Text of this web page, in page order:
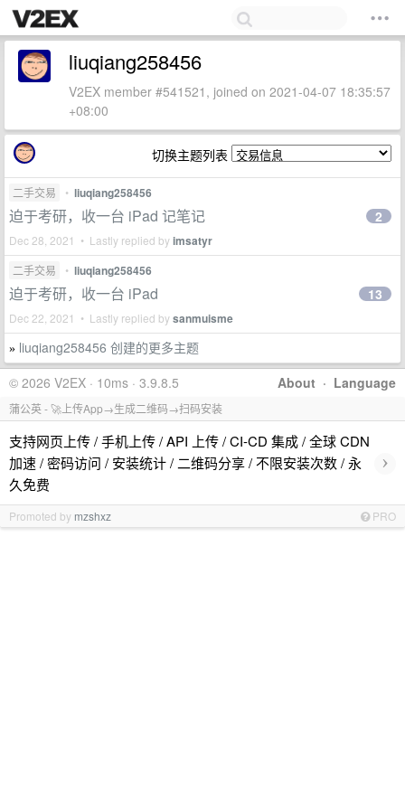
liuqiang258456
V2EX member #541521, joined on 2021-04-07 18:35:57
+08:00
切换主题列表
二手交易 • liuqiang258456
迫于考研，收一台 iPad 记笔记
Dec 28, 2021 • Lastly replied byimsatyr
2
二手交易 • liuqiang258456
迫于考研，收一台 iPad
Dec 22, 2021 • Lastly replied bysanmuisme
13
» liuqiang258456 创建的更多主题
About · Language
© 2026 V2EX · 10ms · 3.9.8.5
蒲公英 - 🚀上传App→生成二维码→扫码安装
支持网页上传 / 手机上传 / API 上传 / CI-CD 集成 / 全球 CDN
加速 / 密码访问 / 安装统计 / 二维码分享 / 不限安装次数 / 永
久免费
›
Promoted by mzshxz PRO